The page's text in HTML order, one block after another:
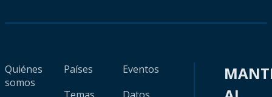
Quiénes
somos
Países
Eventos